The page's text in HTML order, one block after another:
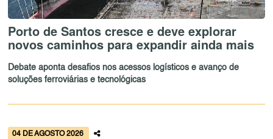
Porto de Santos cresce e deve explorar
novos caminhos para expandir ainda mais
Debate aponta desafios nos acessos logísticos e avanço de
soluções ferroviárias e tecnológicas
04 DE AGOSTO 2026